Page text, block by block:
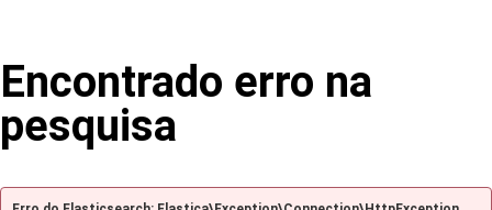
Encontrado erro na
pesquisa